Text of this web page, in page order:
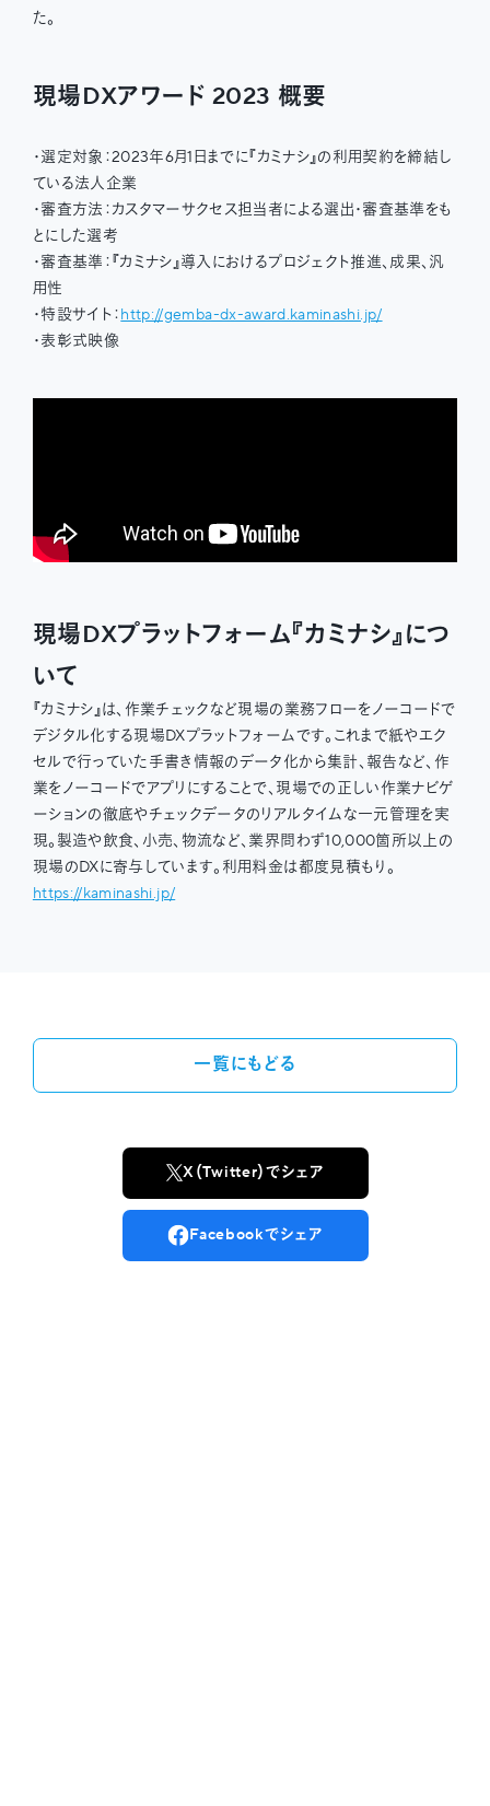
た。
現場DXアワード 2023 概要
・選定対象：2023年6月1日までに『カミナシ』の利用契約を締結し
ている法人企業
・審査方法：カスタマーサクセス担当者による選出・審査基準をも
とにした選考
・審査基準：『カミナシ』導入におけるプロジェクト推進、成果、汎
用性
・特設サイト：http://gemba-dx-award.kaminashi.jp/
・表彰式映像
現場DXプラットフォーム『カミナシ』につ
いて
『カミナシ』は、作業チェックなど現場の業務フローをノーコードで
デジタル化する現場DXプラットフォームです。これまで紙やエク
セルで行っていた手書き情報のデータ化から集計、報告など、作
業をノーコードでアプリにすることで、現場での正しい作業ナビゲ
ーションの徹底やチェックデータのリアルタイムな一元管理を実
現。製造や飲食、小売、物流など、業界問わず10,000箇所以上の
現場のDXに寄与しています。利用料金は都度見積もり。
https://kaminashi.jp/
一覧にもどる
X（Twitter）でシェア
Facebookでシェア